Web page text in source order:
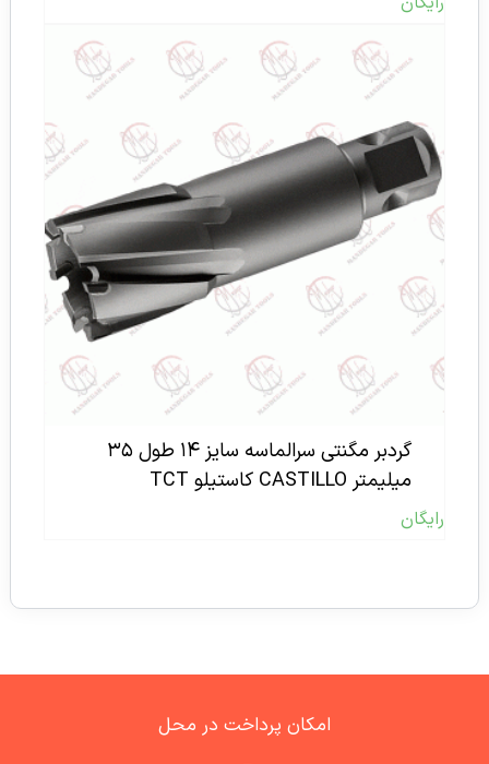
گردبر مگنتی سرالماسه سایز ۱۴ طول ۳۵
میلیمتر CASTILLO کاستیلو TCT
رایگان
امکان پرداخت در محل